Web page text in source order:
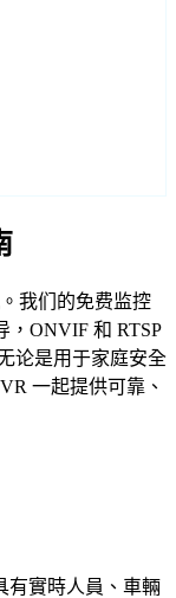
我们的免费监控
，ONVIF 和 RTSP
论是用于家庭安全
一起提供可靠、
有實時人員、車輛